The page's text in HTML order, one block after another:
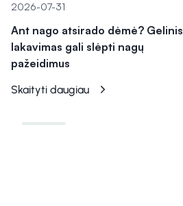
2026-07-31
Ant nago atsirado dėmė? Gelinis
lakavimas gali slėpti nagų
pažeidimus
Skaityti daugiau